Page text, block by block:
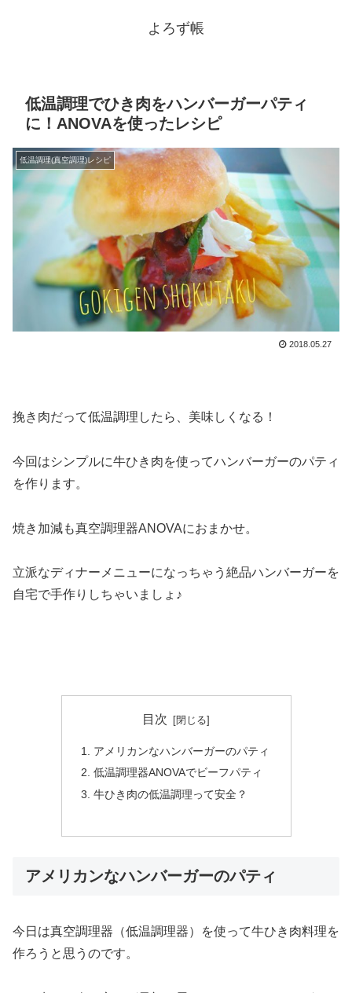
よろず帳
低温調理でひき肉をハンバーガーパティ
に！ANOVAを使ったレシピ
低温調理(真空調理)レシピ
2018.05.27
挽き肉だって低温調理したら、美味しくなる！
今回はシンプルに牛ひき肉を使ってハンバーガーのパティ
を作ります。
焼き加減も真空調理器ANOVAにおまかせ。
立派なディナーメニューになっちゃう絶品ハンバーガーを
自宅で手作りしちゃいましょ♪
目次
アメリカンなハンバーガーのパティ
低温調理器ANOVAでビーフパティ
牛ひき肉の低温調理って安全？
アメリカンなハンバーガーのパティ
今日は真空調理器（低温調理器）を使って牛ひき肉料理を
作ろうと思うのです。